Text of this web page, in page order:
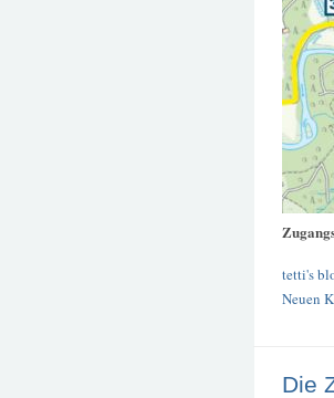
tetti's
Neuen
Die